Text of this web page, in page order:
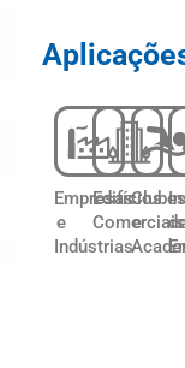
Empresas
e
Indústrias
Edifícios
Comerciais
Clubes
e